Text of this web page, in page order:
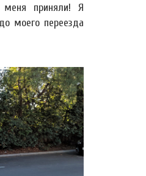
меня приняли! Я
моего переезда